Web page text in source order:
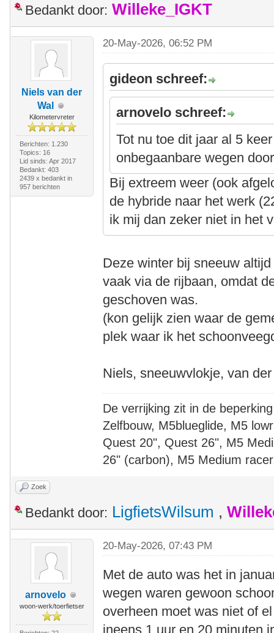
Bedankt door: Willeke_IGKT
Niels van der
Wal
Kilometervreter
Berichten: 1.230
Topics: 16
Lid sinds: Apr 2017
Bedankt: 403
2439 x bedankt in
957 berichten
20-May-2026, 06:52 PM
gideon schreef:
arnovelo schreef:
Tot nu toe dit jaar al 5
onbegaanbare wegen
Bij extreem weer (ook
de hybride naar het werk
ik mij dan zeker niet in het
Deze winter bij sneeuw
vaak via de rijbaan, omdat
geschoven was.
(kon gelijk zien waar de
plek waar ik het
Niels, sneeuwvlokje, van
De verrijking zit in de beperking
Zelfbouw, M5blueglide, M5
Quest 20", Quest 26", M5
26" (carbon), M5 Medium
Zoek
Bedankt door: LigfietsWilsum ,
arnovelo
woon-werk/toerfietser
20-May-2026, 07:43 PM
Met de auto was het in
wegen waren gewoon
overheen moet was niet of
ineens 1 uur en 20 minuten